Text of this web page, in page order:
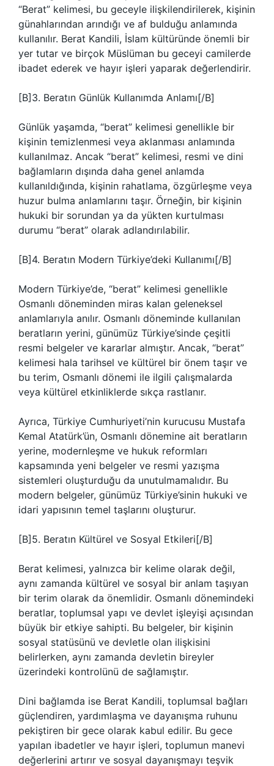
“Berat” kelimesi, bu geceyle ilişkilendirilerek, kişinin
günahlarından arındığı ve af bulduğu anlamında
kullanılır. Berat Kandili, İslam kültüründe önemli bir
yer tutar ve birçok Müslüman bu geceyi camilerde
ibadet ederek ve hayır işleri yaparak değerlendirir.
[B]3. Beratın Günlük Kullanımda Anlamı[/B]
Günlük yaşamda, “berat” kelimesi genellikle bir
kişinin temizlenmesi veya aklanması anlamında
kullanılmaz. Ancak “berat” kelimesi, resmi ve dini
bağlamların dışında daha genel anlamda
kullanıldığında, kişinin rahatlama, özgürleşme veya
huzur bulma anlamlarını taşır. Örneğin, bir kişinin
hukuki bir sorundan ya da yükten kurtulması
durumu “berat” olarak adlandırılabilir.
[B]4. Beratın Modern Türkiye’deki Kullanımı[/B]
Modern Türkiye’de, “berat” kelimesi genellikle
Osmanlı döneminden miras kalan geleneksel
anlamlarıyla anılır. Osmanlı döneminde kullanılan
beratların yerini, günümüz Türkiye’sinde çeşitli
resmi belgeler ve kararlar almıştır. Ancak, “berat”
kelimesi hala tarihsel ve kültürel bir önem taşır ve
bu terim, Osmanlı dönemi ile ilgili çalışmalarda
veya kültürel etkinliklerde sıkça rastlanır.
Ayrıca, Türkiye Cumhuriyeti’nin kurucusu Mustafa
Kemal Atatürk’ün, Osmanlı dönemine ait beratların
yerine, modernleşme ve hukuk reformları
kapsamında yeni belgeler ve resmi yazışma
sistemleri oluşturduğu da unutulmamalıdır. Bu
modern belgeler, günümüz Türkiye’sinin hukuki ve
idari yapısının temel taşlarını oluşturur.
[B]5. Beratın Kültürel ve Sosyal Etkileri[/B]
Berat kelimesi, yalnızca bir kelime olarak değil,
aynı zamanda kültürel ve sosyal bir anlam taşıyan
bir terim olarak da önemlidir. Osmanlı dönemindeki
beratlar, toplumsal yapı ve devlet işleyişi açısından
büyük bir etkiye sahipti. Bu belgeler, bir kişinin
sosyal statüsünü ve devletle olan ilişkisini
belirlerken, aynı zamanda devletin bireyler
üzerindeki kontrolünü de sağlamıştır.
Dini bağlamda ise Berat Kandili, toplumsal bağları
güçlendiren, yardımlaşma ve dayanışma ruhunu
pekiştiren bir gece olarak kabul edilir. Bu gece
yapılan ibadetler ve hayır işleri, toplumun manevi
değerlerini artırır ve sosyal dayanışmayı teşvik